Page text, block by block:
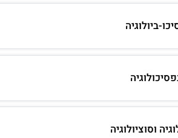
ביולוגיה
וסוציולוגיה